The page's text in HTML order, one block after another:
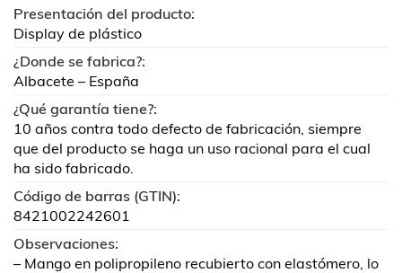
Presentación del producto:
Display de plástico
¿Donde se fabrica?:
Albacete – España
¿Qué garantía tiene?:
10 años contra todo defecto de fabricación, siempre
que del producto se haga un uso racional para el cual
ha sido fabricado.
Código de barras (GTIN):
8421002242601
Observaciones:
– Mango en polipropileno recubierto con elastómero, lo